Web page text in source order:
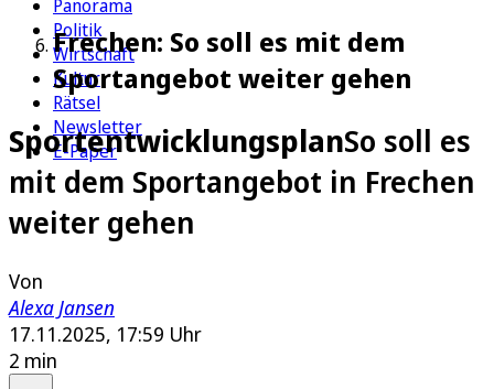
Panorama
Politik
Wirtschaft
Kultur
Rätsel
Newsletter
E-Paper
Frechen: So soll es mit dem
Sportangebot weiter gehen
SportentwicklungsplanSo soll es
mit dem Sportangebot in Frechen
weiter gehen
Von
Alexa Jansen
17.11.2025, 17:59 Uhr
2 min